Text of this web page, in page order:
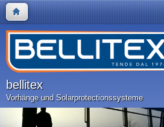
bellitex
Vorhänge und Solarprotectionssysteme